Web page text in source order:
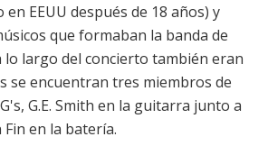
EEUU después de 18 años) y
que formaban la banda de
lo largo del concierto también eran
se encuentran tres miembros de
G.E. Smith en la guitarra junto a
en la batería.